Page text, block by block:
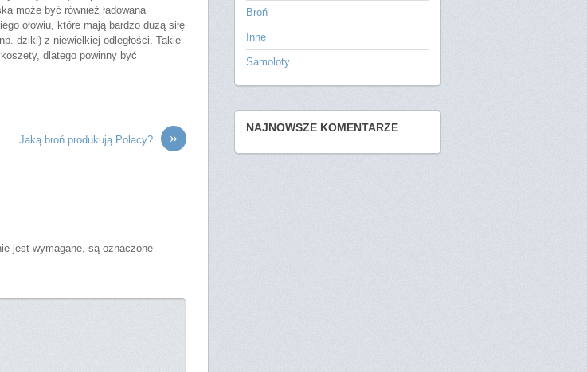
może być również ładowana
ołowiu, które mają bardzo dużą siłę
dziki) z niewielkiej odległości. Takie
dlatego powinny być
»
Jaką broń produkują Polacy?
jest wymagane, są oznaczone
Broń
Inne
Samoloty
NAJNOWSZE KOMENTARZE